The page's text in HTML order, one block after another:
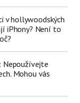
v hollywoodských
iPhony? Není to
Nepoužívejte
Mohou vás